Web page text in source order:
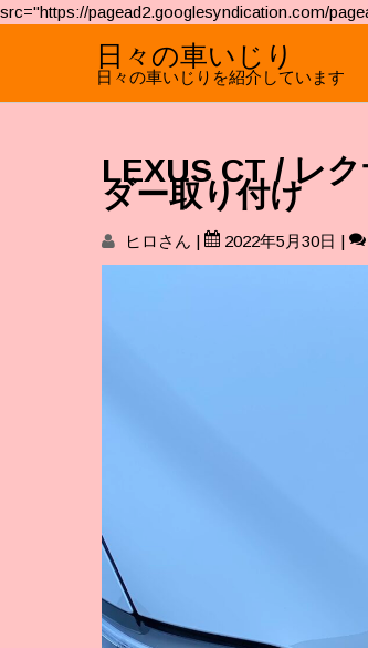
src="https://pagead2.googlesyndication.com/
日々の車いじり
日々の車いじりを紹介しています
LEXUS CT / レ
ダー取り付け
ヒロさん | 2022年5月30日 |